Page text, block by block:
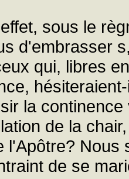
sous le
d'embrasser
qui, libres
la
de la
l'Apôtre?
de se